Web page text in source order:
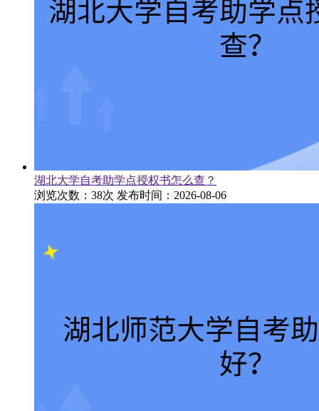
湖北大学自考助学点授权书怎么查？
浏览次数：38次 发布时间：2026-08-06